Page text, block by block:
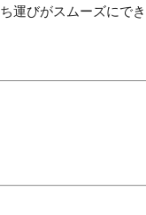
運びがスムーズにでき